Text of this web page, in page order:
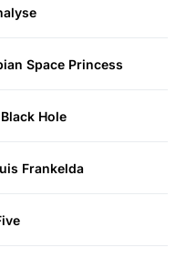
Space Princess
Hole
Frankelda